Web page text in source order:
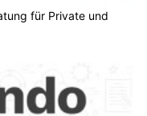
für Private und